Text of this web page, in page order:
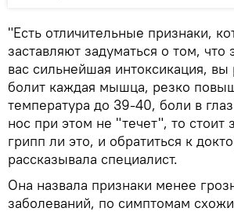
"Есть отличительные признаки,
заставляют задуматься о том, что
вас сильнейшая интоксикация, вы
болит каждая мышца, резко
температура до 39-40, боли в
нос при этом не "течет", то стоит
грипп ли это, и обратиться к
рассказывала специалист.
Она назвала признаки менее
заболеваний, по симптомам